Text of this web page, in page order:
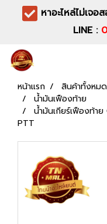
หาอะไหล่ไม่เจ
LINE :
หน้าแรก สินค้าทั้งหมด
น้ำมันเฟืองท้าย
น้ำมันเกียร์เฟืองท้า
PTT